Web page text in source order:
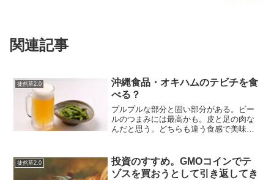
関連記事
徒然草2.0
沖縄食品・オキハムのテビチを食
べる？
プルプルな部分と固い部分がある。ビー
ルのつまみには最高かも。皮と足の肉な
んだと思う。どちらも違う食感で美味し
クセが強くなったら、嫌な感じだけど、
自分的には大丈夫だった。...
徒然草2.0
投資のすすめ。GMOコインでテ
ゾスを買おうとして引き返してき